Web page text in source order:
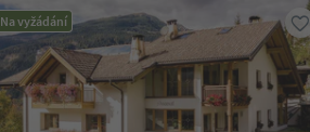
Na vyžádání